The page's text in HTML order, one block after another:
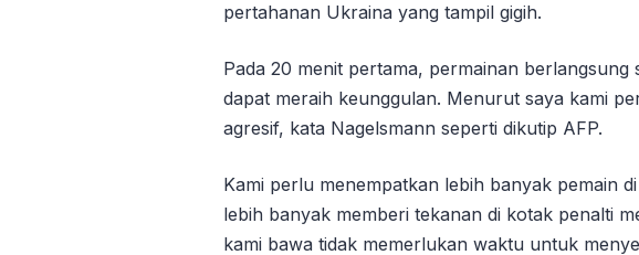
pertahanan Ukraina yang tampil gigih.
Pada 20 menit pertama, permainan berlangsung
dapat meraih keunggulan. Menurut saya kami
agresif, kata Nagelsmann seperti dikutip AFP.
Kami perlu menempatkan lebih banyak pemain
lebih banyak memberi tekanan di kotak penalti
kami bawa tidak memerlukan waktu untuk